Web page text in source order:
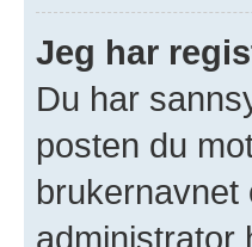
Jeg har
Du har
posten du
brukernavnet
administrator